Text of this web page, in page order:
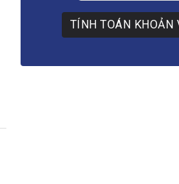
TÍNH TOÁN KHOẢN